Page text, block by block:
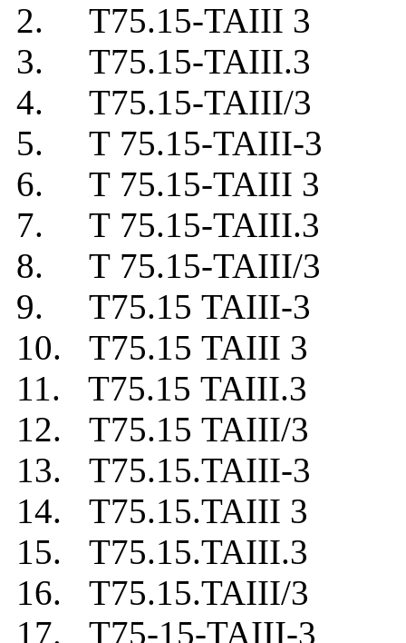
2. Т75.15-TAIII 3
3. Т75.15-TAIII.3
4. Т75.15-TAIII/3
5. Т 75.15-TAIII-3
6. Т 75.15-TAIII 3
7. Т 75.15-TAIII.3
8. Т 75.15-TAIII/3
9. Т75.15 TAIII-3
10. Т75.15 TAIII 3
11. Т75.15 TAIII.3
12. Т75.15 TAIII/3
13. Т75.15.TAIII-3
14. Т75.15.TAIII 3
15. Т75.15.TAIII.3
16. Т75.15.TAIII/3
17. Т75-15-TAIII-3